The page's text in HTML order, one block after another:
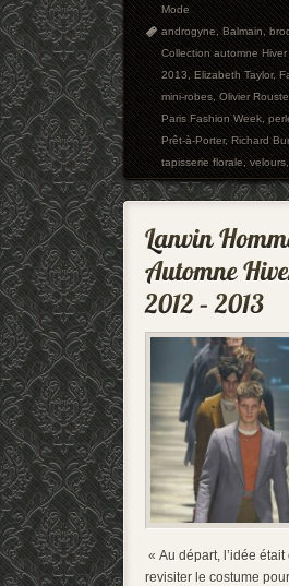
Mode
androgyne,Balmain,
Collection automne
2013,Elizabeth Taylor,
mini-robes,Olivier
Paris Fashion Week,
Prêt-à-Porter,Richard
tapisserie florale,velours
« Au départ, l’idée était
revisiter le costume